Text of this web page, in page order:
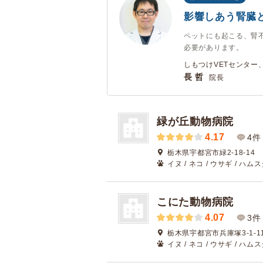
影響しあう腎臓
ペットにも起こる、腎
必要があります。
しもつけVETセンター
長 哲 院長
緑が丘動物病院
4.17 4件
栃木県宇都宮市緑2-18-14
イヌ / ネコ / ウサギ / ハム
こにた動物病院
4.07 3件
栃木県宇都宮市兵庫塚3-1-
イヌ / ネコ / ウサギ / ハム